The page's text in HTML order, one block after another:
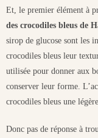
Et, le premier élément à
des crocodiles bleus de
sirop de glucose sont les
crocodiles bleus leur
utilisée pour donner aux
conserver leur forme.
crocodiles bleus une
Donc pas de réponse à